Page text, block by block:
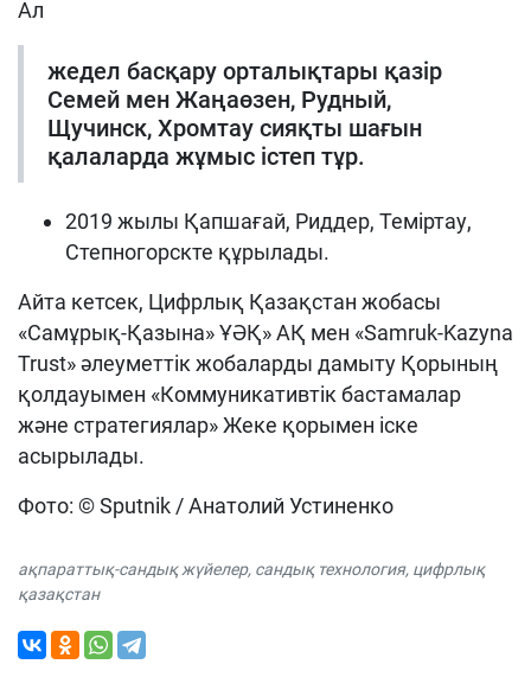
Ал
жедел басқару орталықтары қазір
Семей мен Жаңаөзен, Рудный,
Щучинск, Хромтау сияқты шағын
қалаларда жұмыс істеп тұр.
2019 жылы Қапшағай, Риддер, Теміртау,
Степногорскте құрылады.
Айта кетсек, Цифрлық Қазақстан жобасы
«Самұрық-Қазына» ҰӘҚ» АҚ мен «Samruk-Kazyna
Trust» әлеуметтік жобаларды дамыту Қорының
қолдауымен «Коммуникативтік бастамалар
және стратегиялар» Жеке қорымен іске
асырылады.
Фото: © Sputnik / Анатолий Устиненко
ақпараттық-сандық жүйелер, сандық технология, цифрлық
қазақстан